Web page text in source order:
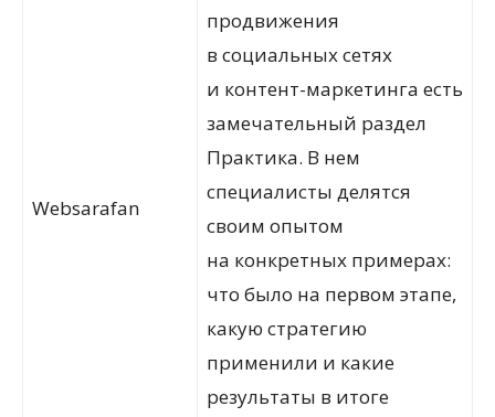
Websarafan
продвижения
в социальных сетях
и контент-маркетинга есть
замечательный раздел
Практика. В нем
специалисты делятся
своим опытом
на конкретных примерах:
что было на первом этапе,
какую стратегию
применили и какие
результаты в итоге